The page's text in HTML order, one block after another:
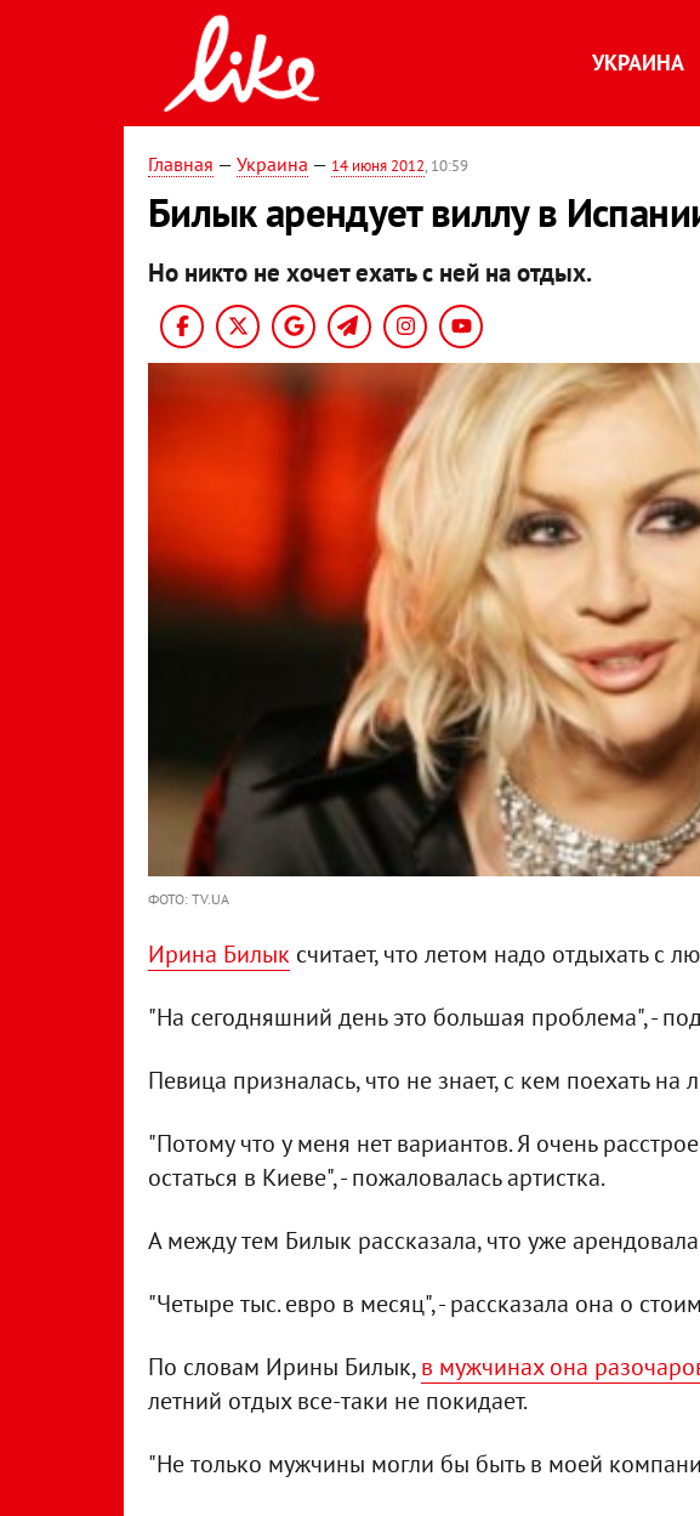
УКРАИНА
Главная — Украина — 14 июня 2012, 10:59
Билык арендует виллу в
Но никто не хочет ехать с ней на отдых.
ФОТО: TV.UA
Ирина Билык считает, что летом надо отдыхать с
"На сегодняшний день это большая проблема", -
Певица призналась, что не знает, с кем поехать на
"Потому что у меня нет вариантов. Я очень
остаться в Киеве", - пожаловалась артистка.
А между тем Билык рассказала, что уже
"Четыре тыс. евро в месяц", - рассказала она о
По словам Ирины Билык,в мужчинах она
летний отдых все-таки не покидает.
"Не только мужчины могли бы быть в моей